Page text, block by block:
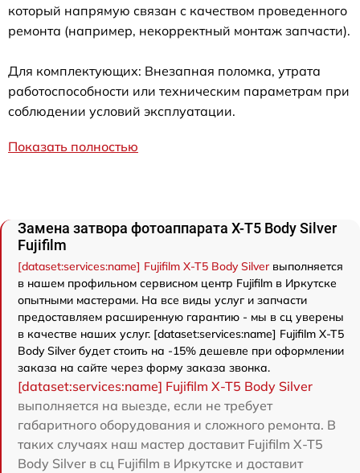
который напрямую связан с качеством проведенного
ремонта (например, некорректный монтаж запчасти).
Для комплектующих: Внезапная поломка, утрата
работоспособности или техническим параметрам при
соблюдении условий эксплуатации.
Показать полностью
Замена затвора фотоаппарата X-T5 Body Silver
Fujifilm
[dataset:services:name] Fujifilm X-T5 Body Silverвыполняется
в нашем профильном сервисном центр Fujifilm в Иркутске
опытными мастерами. На все виды услуг и запчасти
предоставляем расширенную гарантию - мы в сц уверены
в качестве наших услуг. [dataset:services:name] Fujifilm X-T5
Body Silver будет стоить на -15% дешевле при оформлении
заказа на сайте через форму заказа звонка.
[dataset:services:name] Fujifilm X-T5 Body Silver
выполняется на выезде, если не требует
габаритного оборудования и сложного ремонта. В
таких случаях наш мастер доставит Fujifilm X-T5
Body Silver в сц Fujifilm в Иркутске и доставит